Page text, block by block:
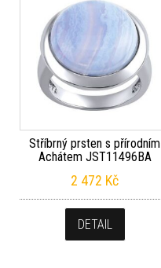
Stříbrný prsten s přírodním
Achátem JST11496BA
2 472 Kč
DETAIL